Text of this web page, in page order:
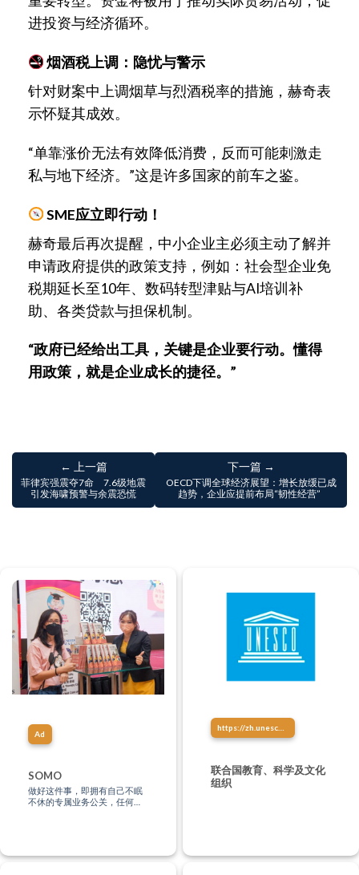
进投资与经济循环。
烟酒税上调：隐忧与警示
针对财案中上调烟草与烈酒税率的措施，赫奇表
示怀疑其成效。
“单靠涨价无法有效降低消费，反而可能刺激走
私与地下经济。”这是许多国家的前车之鉴。
SME应立即行动！
赫奇最后再次提醒，中小企业主必须主动了解并
申请政府提供的政策支持，例如：社会型企业免
税期延长至10年、数码转型津贴与AI培训补
助、各类贷款与担保机制。
“政府已经给出工具，关键是企业要行动。懂得
用政策，就是企业成长的捷径。”
← 上一篇
菲律宾强震夺7命 7.6级地震
引发海啸预警与余震恐慌
下一篇 →
OECD下调全球经济展望：增长放缓已成
趋势，企业应提前布局“韧性经营”
Ad
SOMO
做好这件事，即拥有自己不眠
不休的专属业务公关，任何时
https://zh.unesco.org/
联合国教育、科学及文化
组织